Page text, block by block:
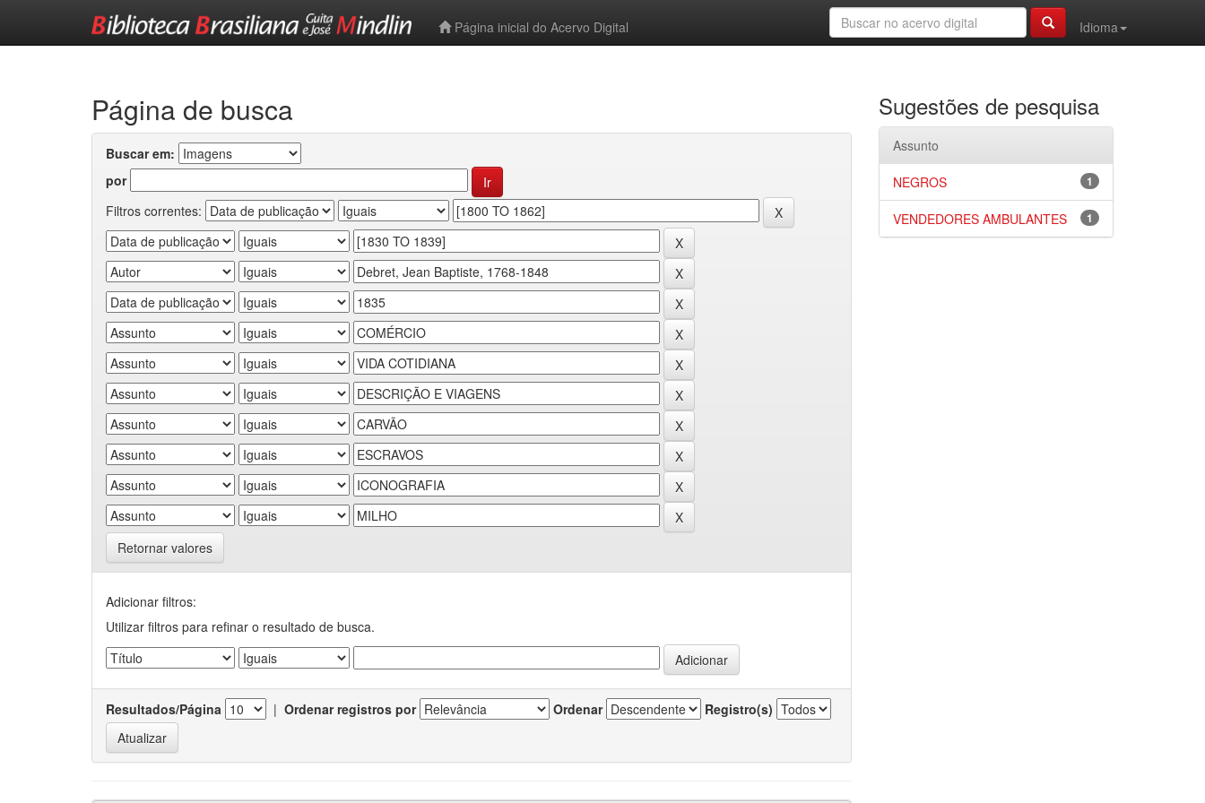
Página inicial do Acervo Digital
Idioma
Página de busca
Buscar em:
por
Filtros correntes:
Retornar valores
Adicionar filtros:
Utilizar filtros para refinar o resultado de busca.
Resultados/Página | Ordenar registros por Ordenar Registro(s)
Sugestões de pesquisa
Assunto
1
NEGROS
1
VENDEDORES AMBULANTES